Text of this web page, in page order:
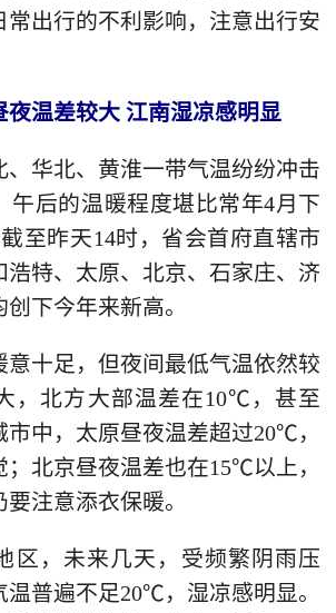
常出行的不利影响，注意出行安
夜温差较大 江南湿凉感明显
华北、黄淮一带气温纷纷冲击
午后的温暖程度堪比常年4月下
至昨天14时，省会首府直辖市
浩特、太原、北京、石家庄、济
下今年来新高。
十足，但夜间最低气温依然较
，北方大部温差在10℃，甚至
中，太原昼夜温差超过20℃，
北京昼夜温差也在15℃以上，
注意添衣保暖。
，未来几天，受频繁阴雨压
普遍不足20℃，湿凉感明显。